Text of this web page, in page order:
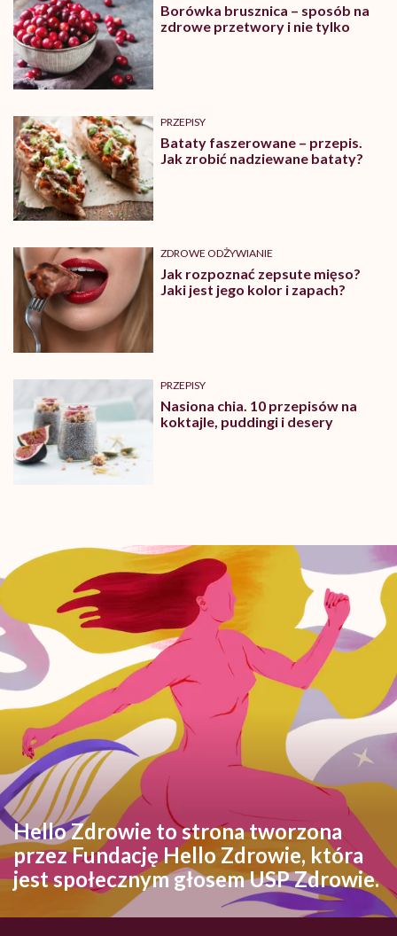
Borówka brusznica – sposób na
zdrowe przetwory i nie tylko
PRZEPISY
Bataty faszerowane – przepis.
Jak zrobić nadziewane bataty?
ZDROWE ODŻYWIANIE
Jak rozpoznać zepsute mięso?
Jaki jest jego kolor i zapach?
PRZEPISY
Nasiona chia. 10 przepisów na
koktajle, puddingi i desery
Hello Zdrowie to strona tworzona
przez Fundację Hello Zdrowie, która
jest społecznym głosem USP Zdrowie.